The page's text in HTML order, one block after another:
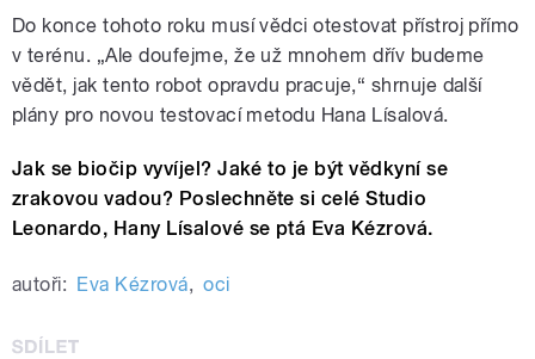
Do konce tohoto roku musí vědci otestovat přístroj přímo
v terénu. „Ale doufejme, že už mnohem dřív budeme
vědět, jak tento robot opravdu pracuje,“ shrnuje další
plány pro novou testovací metodu Hana Lísalová.
Jak se biočip vyvíjel? Jaké to je být vědkyní se
zrakovou vadou? Poslechněte si celé Studio
Leonardo, Hany Lísalové se ptá Eva Kézrová.
autoři: Eva Kézrová, oci